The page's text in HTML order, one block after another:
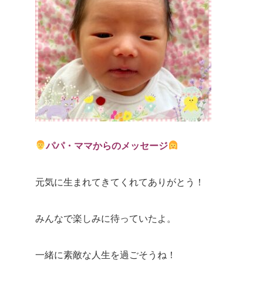
パパ・ママからのメッセージ
元気に生まれてきてくれてありがとう！
みんなで楽しみに待っていたよ。
一緒に素敵な人生を過ごそうね！